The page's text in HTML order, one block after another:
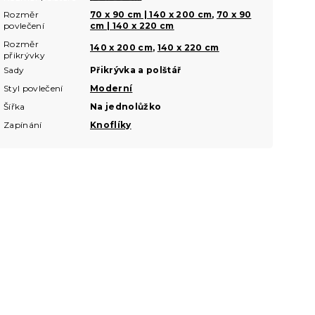
Rozměr
povlečení
70 x 90 cm | 140 x 200 cm, 70 x 90
cm | 140 x 220 cm
Rozměr
přikrývky
140 x 200 cm, 140 x 220 cm
Sady
Přikrývka a polštář
Styl povlečení
Moderní
Šířka
Na jednolůžko
Zapínání
Knoflíky